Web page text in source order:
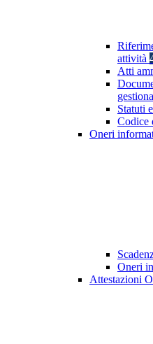
attività
Atti
Statuti
Codice
Oneri
Oneri
Attestazioni